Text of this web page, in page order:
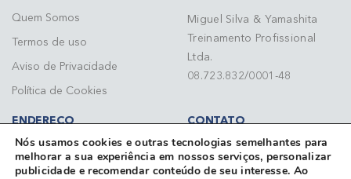
Quem Somos
Termos de uso
Aviso de Privacidade
Política de Cookies
Miguel Silva & Yamashita
Treinamento Profissional
Ltda.
08.723.832/0001-48
ENDEREÇO
Rua do Paraíso, 148 - 7º
andar Paraíso CEP 04103-
CONTATO
Telefone: (11) 3284 3092
contato@saberplay.com.br
Nós usamos cookies e outras tecnologias semelhantes para
melhorar a sua experiência em nossos serviços, personalizar
publicidade e recomendar conteúdo de seu interesse. Ao